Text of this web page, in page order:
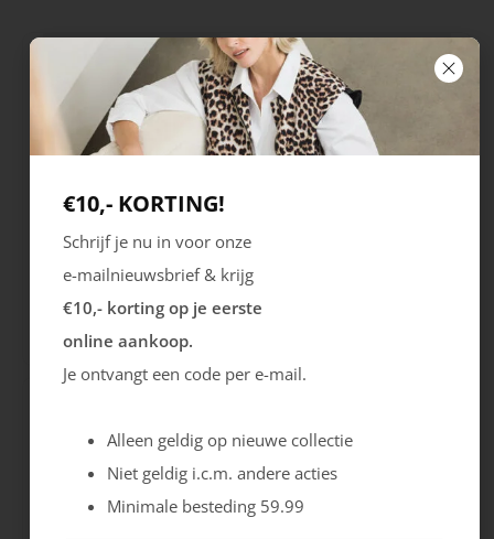
Gabor
Hairy
159.99
€10,- KORTING!
Schrijf je nu in voor onze
e-mailnieuwsbrief & krijg
€10,- korting op je eerste
online aankoop.
Je ontvangt een code per e-mail.
Alleen geldig op nieuwe collectie
Niet geldig i.c.m. andere acties
Minimale besteding 59.99